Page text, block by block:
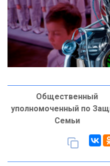
Общественный
уполномоченный по
Семьи